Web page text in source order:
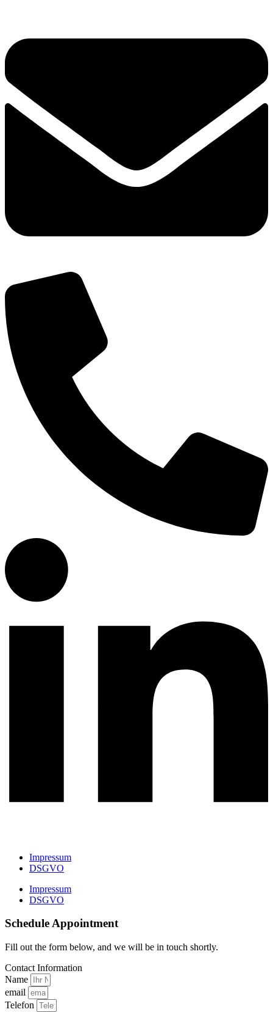
Impressum
DSGVO
Impressum
DSGVO
Schedule Appointment
Fill out the form below, and we will be in touch shortly.
Contact Information
Name
email
Telefon